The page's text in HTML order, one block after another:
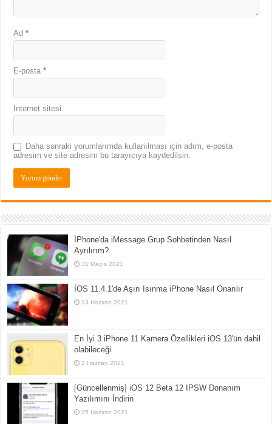
Ad*
E-posta*
İnternet sitesi
Daha sonraki yorumlarımda kullanılması için adım, e-posta
adresim ve site adresim bu tarayıcıya kaydedilsin.
İPhone'da iMessage Grup Sohbetinden Nasıl
Ayrılırım?
31 Mayıs 2021
İOS 11.4.1'de Aşırı Isınma iPhone Nasıl Onarılır
13 Haziran 2021
En İyi 3 iPhone 11 Kamera Özellikleri iOS 13'ün dahil
olabileceği
2 Haziran 2021
[Güncellenmiş] iOS 12 Beta 12 IPSW Donanım
Yazılımını İndirin
25 Haziran 2021